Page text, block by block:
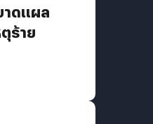
าดแผล
ตุร้าย